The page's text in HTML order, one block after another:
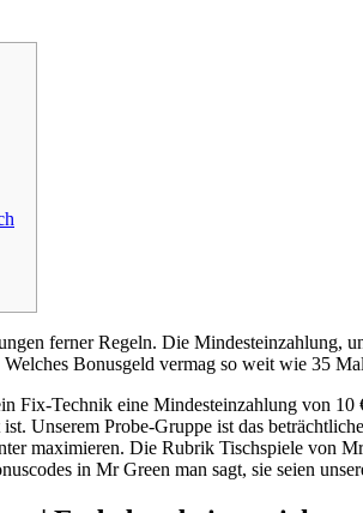
ferner Regeln. Die
Bonusgeld vermag so weit wie 35
Fix-Technik eine Mindesteinzahlung von 10
Unserem Probe-Gruppe ist das
maximieren. Die Rubrik Tischspiele von
in Mr Green man sagt, sie seien